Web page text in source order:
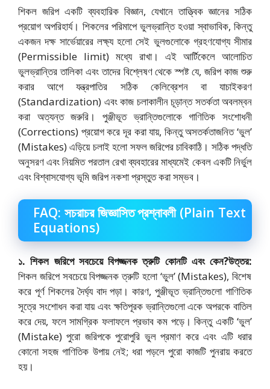
শিকল জরিপ একটি ব্যবহারিক বিজ্ঞান, যেখানে তাত্ত্বিক জ্ঞানের সঠিক
প্রয়োগ অপরিহার্য। শিকলের পরিমাপে ভুলভ্রান্তি হওয়া স্বাভাবিক, কিন্তু
একজন দক্ষ সার্ভেয়ারের লক্ষ্য হলো সেই ভুলগুলোকে গ্রহণযোগ্য সীমার
(Permissible limit) মধ্যে রাখা। এই আর্টিকেলে আলোচিত
ভুলভ্রান্তির তালিকা এবং তাদের বিশ্লেষণ থেকে স্পষ্ট যে, জরিপ কাজ শুরু
করার আগে যন্ত্রপাতির সঠিক কেলিব্রেশন বা যাচাইকরণ
(Standardization) এবং কাজ চলাকালীন চূড়ান্ত সতর্কতা অবলম্বন
করা অত্যন্ত জরুরি। পুঞ্জীভূত ভ্রান্তিগুলোকে গাণিতিক সংশোধনী
(Corrections) প্রয়োগ করে দূর করা যায়, কিন্তু অসতর্কতাজনিত ‘ভুল’
(Mistakes) এড়িয়ে চলাই হলো সফল জরিপের চাবিকাঠি। সঠিক পদ্ধতি
অনুসরণ এবং নিয়মিত পরতাল রেখা ব্যবহারের মাধ্যমেই কেবল একটি নির্ভুল
এবং বিশ্বাসযোগ্য ভূমি জরিপ নকশা প্রস্তুত করা সম্ভব।
FAQ: সচরাচর জিজ্ঞাসিত প্রশ্নাবলী (Plain Text
Equations)
১. শিকল জরিপে সবচেয়ে বিপজ্জনক ত্রুটি কোনটি এবং কেন?উত্তর:
শিকল জরিপে সবচেয়ে বিপজ্জনক ত্রুটি হলো ‘ভুল’ (Mistakes), বিশেষ
করে পূর্ণ শিকলের দৈর্ঘ্য বাদ পড়া। কারণ, পুঞ্জীভূত ভ্রান্তিগুলো গাণিতিক
সূত্রে সংশোধন করা যায় এবং ক্ষতিপূরক ভ্রান্তিগুলো একে অপরকে বাতিল
করে দেয়, ফলে সামগ্রিক ফলাফলে প্রভাব কম পড়ে। কিন্তু একটি ‘ভুল’
(Mistake) পুরো জরিপকে পুরোপুরি ভুল প্রমাণ করে এবং এটি ধরার
কোনো সহজ গাণিতিক উপায় নেই; ধরা পড়লে পুরো কাজটি পুনরায় করতে
হয়।